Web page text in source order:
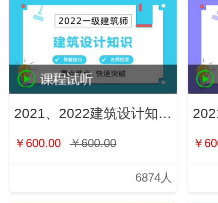
2021、2022建筑设计知识（新）
￥600.00 ￥600.00
6874人
￥